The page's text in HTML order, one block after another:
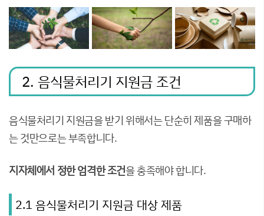
2. 음식물처리기 지원금 조건
음식물처리기 지원금을 받기 위해서는 단순히 제품을 구매하
는 것만으로는 부족합니다.
지자체에서 정한 엄격한 조건을 충족해야 합니다.
2.1 음식물처리기 지원금 대상 제품